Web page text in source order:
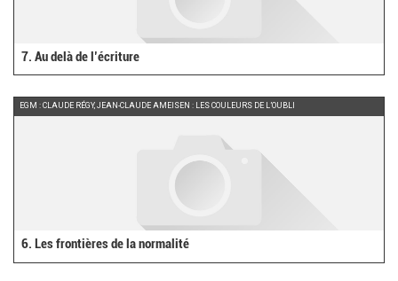
7. Au delà de l’écriture
EGM : CLAUDE RÉGY, JEAN-CLAUDE AMEISEN : LES COULEURS DE L’OUBLI
6. Les frontières de la normalité